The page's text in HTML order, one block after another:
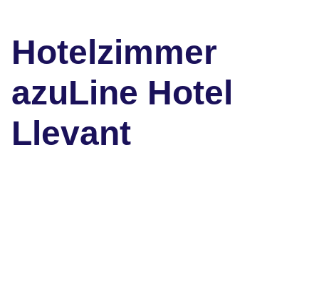
Hotelzimmer
azuLine Hotel
Llevant